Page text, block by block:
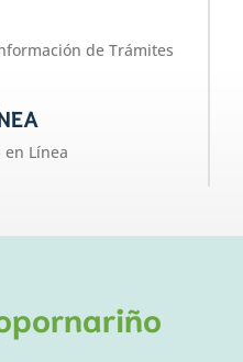
de Trámites
en Línea